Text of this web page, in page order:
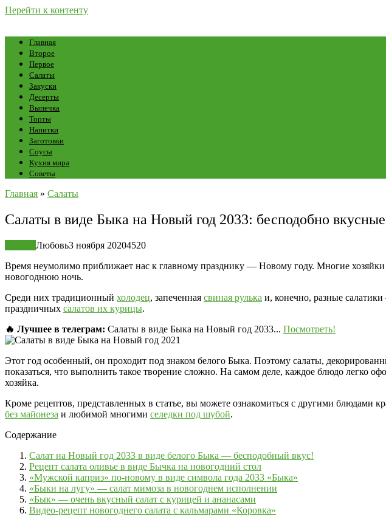
Перейти к контенту
Главная
Второе
Первое
Салаты
Закуски
Десерты
Выпечка
Торты
Напитки
Заготовки
Соусы
Кухня мира
Советы
Главная » Салаты
Салаты в виде Быка на Новый год 2033: бесподобно
Любовь3 ноября 20204520
Время неумолимо приближает нас к главному празднику — Новому году. Многие хозяйки
новогоднюю ночь.
Среди них традиционный холодец, запеченная свиная рулька и, конечно, разные
праздничных салатов их курицы.
🔥 Лучшее в телеграм: Салаты в виде Быка на Новый год 2033... Посмотреть!
Этот год особенный, он проходит под знаком белого Быка. Поэтому салаты,
показаться, что выполнить такое творение сложно. На самом деле, каждое блюдо легко
хозяйка.
Кроме рецептов, представленных в статье, вы можете ознакомиться с другими блюдами
без майонеза и любимой многими селедки под шубой.
Содержание
Салат на Новый год 2033 в виде белого Быка — бесподобный вкус!
Рецепт салата оливье в виде Бычка на новогодний стол
«Мужской каприз» по-новому в виде символа года 2033 «Быка»
«Быки на лугу» — салат мимоза в новогоднем исполнении
«Бык» — очень вкусный салат с курицей и ананасами
Видео-рецепт новогоднего салата с кальмарами «Коровка»